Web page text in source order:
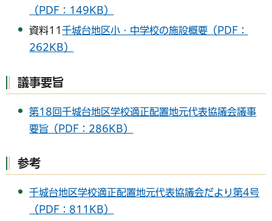
（PDF：149KB）
資料11千城台地区小・中学校の施設概要（PDF：
262KB）
議事要旨
第18回千城台地区学校適正配置地元代表協議会議事
要旨（PDF：286KB）
参考
千城台地区学校適正配置地元代表協議会だより第4号
（PDF：811KB）